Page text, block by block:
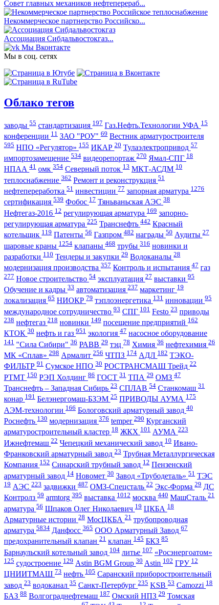
Совет главных механиков нефтеперераб...
Некоммерческое партнерство Российско...
Ассоциация Сибдальвостокгаз...
Мы Вконтакте
Мы в соц. сетях
Облако тегов
заводы 55 стандартизация 197 Газ.Нефть.Технологии УФА 15
конференции 11 ЗАО "РОУ" 69 Вестник арматуростроителя
595 НПО «Регулятор» 155 ИКАР 20 Тулаэлектропривод 57
импортозамещение 534 видеорепортаж 270 Ямал-СПГ 18
НПАА 41 омк 354 Северный поток 13 МКТ-АСДМ 10
теплоснабжение 362 Ремонт и реконструкция 51
нефтепереработка 51 инвестиции 77 запорная арматура 1276
сертификация 539 Фобос 17 Тяньваньская АЭС 38
Нефтегаз-2016 12 регулирующая арматура 169 запорно-
регулирующая арматура 225 Транснефть 442 Красный
котельщик 119 Патенты 56 Газпром 482 награды 50 Аудиты 27
шаровые краны 1254 клапаны 468 трубы 316 новинки и
разработки 110 Тендеры и закупки 29 Водоканалы 28
модернизация производства 357 Контроль и испытания 47 газ
277 Новое строительство 54 эксплуатация 27 выставки 95
Обучение и кадры 33 автоматизация 237 маркетинг 19
локализация 65 НИОКР 79 тэплоэнергетика 131 инновации 95
международное сотрудничество 93 СПГ 101 Festo 23 приводы
238 нефтегаз 218 новинки 149 посещение предприятий 162
КТОК 30 нефть и газ 951 экология 47 насосное оборудование
141 "Сила Сибири" 36 РАВВ 29 тэц 78 Химия 36 нефтехимия 26
МК «Сплав» 298 Армалит 256 ЧТПЗ 174 АДЛ 182 ТЭКО-
ФИЛЬТР 91 Сумское НПО 30 РОСТРАНСМАШ Трейд 22
РТМТ 150 РЭП Холдинг 86 ГОСТ 31 ТПА 29 ОМЗ 47
Транснефть – Западная Сибирь 23 СПЛАВ 54 Станкомаш 31
конар 191 Белэнергомаш-БЗЭМ 25 ПРИВОДЫ АУМА 175
АЭМ-технологии 166 Бологовский арматурный завод 40
Роснефть 130 модернизация 376 temper 290 Курганский
арматуростроительный кластер 18 ЖКХ 101 АУМА 223
Ижнефтемаш 22 Чепецкий механический завод 10 Ивано-
Франковский арматурный завод 23 Трубная Металлургическая
Компания 152 Синарский трубный завод 12 Пензенский
арматурный завод 14 Новомет 30 Завод «Трубодеталь» 51 ТЭС
19 АЭС 223 задвижки 487 ОМЗ-Спецсталь 22 Экс-Форма 29 ДС
Контролз 59 armtorg 395 выставка 1012 москва 440 МашСталь 21
арматура 56 Шпаков Олег Николаевич 19 ЦКБА 18
Арматурные истории 28 МосЦКБА 21 трубопроводная
арматура 5834 Данфосс 365 ООО Арматурный Завод 67
предохранительный клапан 21 клапан 145 БКЗ 85
Барнаульский котельный завод 104 литье 107 «Росэнергоатом»
125 судостроение 129 Astin BGM Group 30 Astin 102 ГРУ 12
ЦНИИТМАШ 73 нефть 105 Саранский приборостроительный
завод 23 водоканал 35 Санкт-Петербург 235 KSB 53 Camozzi 18
БАЗ 88 Волгограднефтемаш 187 Омский НПЗ 29 Томская